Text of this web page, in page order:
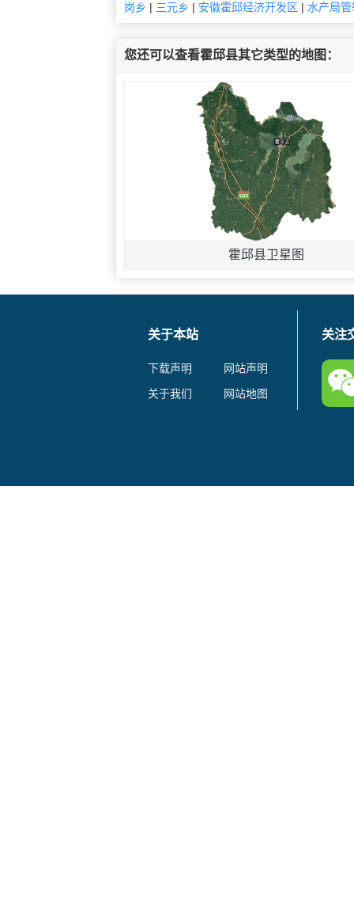
岗乡 | 三元乡 | 安徽霍邱经济开发区 | 水产局管
您还可以查看霍邱县其它类型的地图：
霍邱县卫星图
关于本站
下载声明
网站声明
关于我们
网站地图
关注